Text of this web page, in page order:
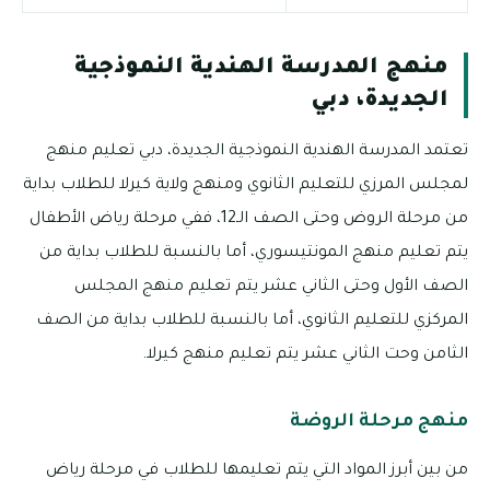
منهج المدرسة الهندية النموذجية
الجديدة، دبي
تعتمد المدرسة الهندية النموذجية الجديدة، دبي تعليم منهج
لمجلس المرزي للتعليم الثانوي ومنهج ولاية كيرلا للطلاب بداية
من مرحلة الروض وحتى الصف الـ12، ففي مرحلة رياض الأطفال
يتم تعليم منهج المونتيسوري، أما بالنسبة للطلاب بداية من
الصف الأول وحتى الثاني عشر يتم تعليم منهج المجلس
المركزي للتعليم الثانوي، أما بالنسبة للطلاب بداية من الصف
الثامن وحت الثاني عشر يتم تعليم منهج كيرلا.
منهج مرحلة الروضة
من بين أبرز المواد التي يتم تعليمها للطلاب في مرحلة رياض